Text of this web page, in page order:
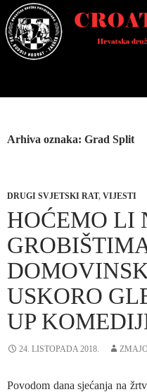
Skoči
do
sadržaja
Arhiva oznaka: Grad Split
DRUGI SVJETSKI RAT, VIJESTI
HOĆEMO LI
USKORO
UP
24. LISTOPADA 2018. ZMAJO
Povodom dana sjećanja na